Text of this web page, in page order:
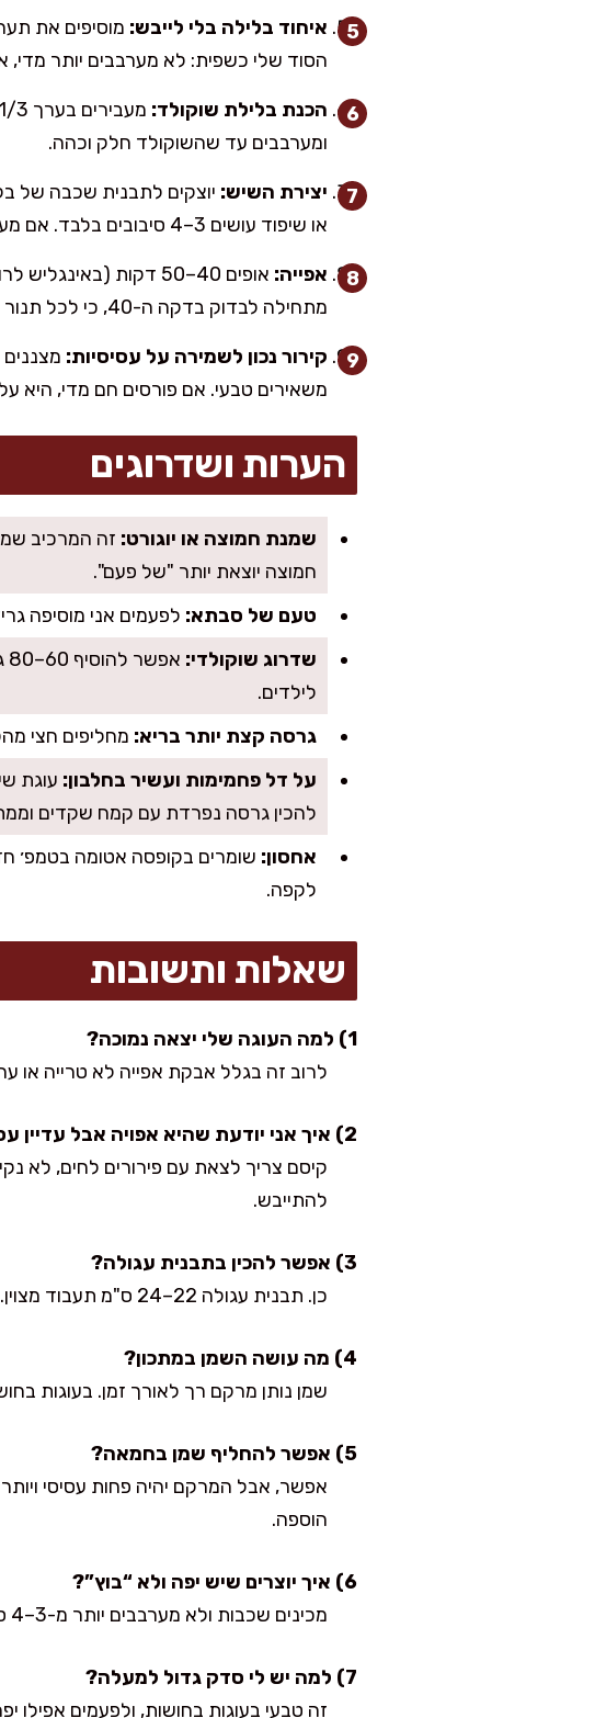
איחוד בלילה בלי לייבש: מוסיפים את
הסוד שלי כשפית: לא מערבבים יותר מדי,
הכנת בלילת שוקולד:
ומערבבים עד שהשוקולד חלק וכהה.
יצירת השיש: יוצקים לתבנית שכבה של
או שיפוד עושים 3–4 סיבובים בלבד. אם מערבבים יותר מדי, מקבלים עוגת שוקולד ולא שיש.
אפייה:
מתחילה לבדוק בדקה ה-40, כי לכל תנור יש אופי משלו.
קירור נכון לשמירה על עסיסיות:
משאירים טבעי. אם פורסים חם מדי, היא
הערות ושדרוגים
שמנת חמוצה או יוגורט: זה המרכיב
חמוצה יוצאת יותר "של פעם".
טעם של סבתא: לפעמים אני מוסיפה
שדרוג שוקולדי:
לילדים.
גרסה קצת יותר בריא: מחליפים חצי
על דל פחמימות ועשיר בחלבון: עוגת
להכין גרסה נפרדת עם קמח שקדים
אחסון:
לקפה.
שאלות ותשובות
1) למה העוגה שלי יצאה נמוכה?
לרוב זה בגלל אבקת אפייה לא טרייה או
2) איך אני יודעת שהיא אפויה אבל עדיין עסיסית?
קיסם צריך לצאת עם פירורים לחים, לא
להתייבש.
3) אפשר להכין בתבנית עגולה?
כן. תבנית עגולה 22–24 ס"מ תעבוד מצוין. זמן האפייה יכול להשתנות מעט, אז מתחילים לבדוק מוקדם.
4) מה עושה השמן במתכון?
שמן נותן מרקם רך לאורך זמן. בעוגות
5) אפשר להחליף שמן בחמאה?
הוספה.
6) איך יוצרים שיש יפה ולא “בוץ”?
מכינים שכבות ולא מערבבים יותר מ-3–4 סיבובים עם סכין. ככל שמערבבים יותר, הדוגמה נעלמת.
7) למה יש לי סדק גדול למעלה?
זה טבעי בעוגות בחושות, ולפעמים